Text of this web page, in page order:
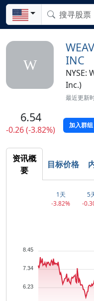
W
INC
NYSE:
Inc.)
最近更新
6.54
-0.26 (-3.82%) 加入群组
资讯概
要
目标价格
1天
-3.82%
5
-
8.45
7.34
6.23